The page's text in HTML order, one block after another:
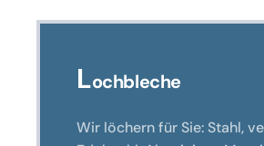
Lochbleche
Wir löchern für Sie: Stahl,